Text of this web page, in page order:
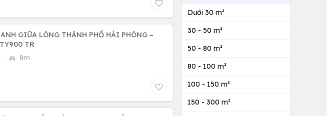
GIỮA LÒNG THÀNH PHỐ HẢI PHÒNG –
TR
· 8m
Dưới 30 m²
30 - 50 m²
50 - 80 m²
80 - 100 m²
100 - 150 m²
150 - 300 m²